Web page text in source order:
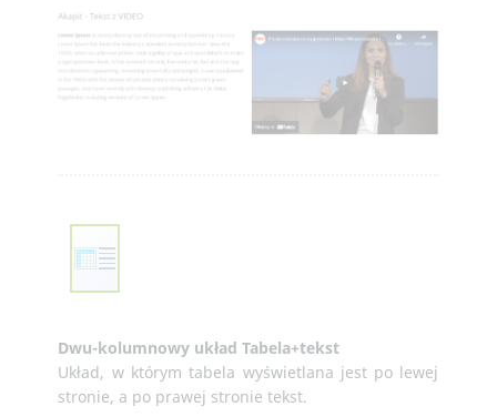
Dwu-kolumnowy układ Tabela+tekst
Układ, w którym tabela wyświetlana jest po lewej
stronie, a po prawej stronie tekst.